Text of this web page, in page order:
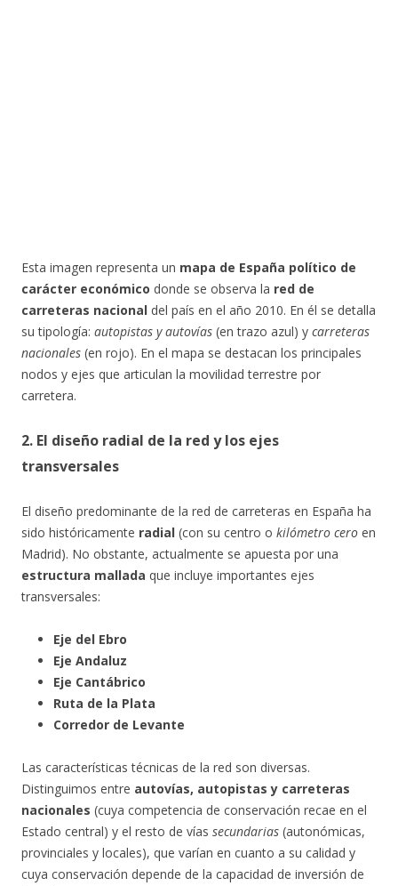
Esta imagen representa un mapa de España político de
carácter económico donde se observa la red de
carreteras nacional del país en el año 2010. En él se detalla
su tipología: autopistas y autovías (en trazo azul) y carreteras
nacionales (en rojo). En el mapa se destacan los principales
nodos y ejes que articulan la movilidad terrestre por
carretera.
2. El diseño radial de la red y los ejes
transversales
El diseño predominante de la red de carreteras en España ha
sido históricamente radial (con su centro o kilómetro cero en
Madrid). No obstante, actualmente se apuesta por una
estructura mallada que incluye importantes ejes
transversales:
Eje del Ebro
Eje Andaluz
Eje Cantábrico
Ruta de la Plata
Corredor de Levante
Las características técnicas de la red son diversas.
Distinguimos entre autovías, autopistas y carreteras
nacionales (cuya competencia de conservación recae en el
Estado central) y el resto de vías secundarias (autonómicas,
provinciales y locales), que varían en cuanto a su calidad y
cuya conservación depende de la capacidad de inversión de